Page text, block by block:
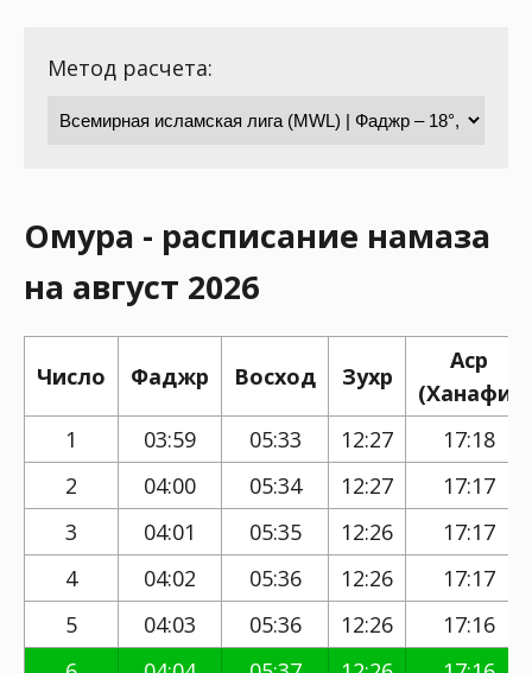
Метод расчета:
Омура - расписание намаза
на август 2026
Число Фаджр Восход Зухр
Аср
(Ханафи)
1
03:59 05:33 12:27
17:18
2
04:00 05:34 12:27
17:17
3
04:01 05:35 12:26
17:17
4
04:02 05:36 12:26
17:17
5
04:03 05:36 12:26
17:16